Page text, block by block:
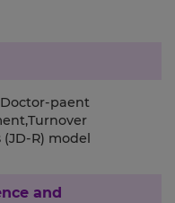
paent
R) model
and